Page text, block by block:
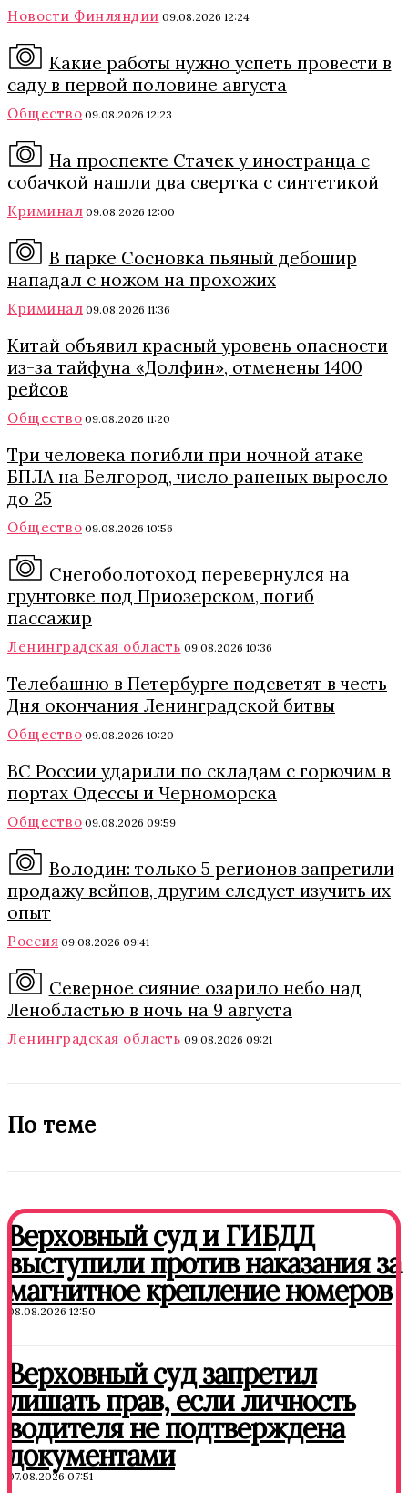
Новости Финляндии 09.08.2026 12:24
Какие работы нужно успеть провести в
саду в первой половине августа
Общество 09.08.2026 12:23
На проспекте Стачек у иностранца с
собачкой нашли два свертка с синтетикой
Криминал 09.08.2026 12:00
В парке Сосновка пьяный дебошир
нападал с ножом на прохожих
Криминал 09.08.2026 11:36
Китай объявил красный уровень опасности
из-за тайфуна «Долфин», отменены 1400
рейсов
Общество 09.08.2026 11:20
Три человека погибли при ночной атаке
БПЛА на Белгород, число раненых выросло
до 25
Общество 09.08.2026 10:56
Снегоболотоход перевернулся на
грунтовке под Приозерском, погиб
пассажир
Ленинградская область 09.08.2026 10:36
Телебашню в Петербурге подсветят в честь
Дня окончания Ленинградской битвы
Общество 09.08.2026 10:20
ВС России ударили по складам с горючим в
портах Одессы и Черноморска
Общество 09.08.2026 09:59
Володин: только 5 регионов запретили
продажу вейпов, другим следует изучить их
опыт
Россия 09.08.2026 09:41
Северное сияние озарило небо над
Ленобластью в ночь на 9 августа
Ленинградская область 09.08.2026 09:21
По теме
Верховный суд и ГИБДД
выступили против наказания за
магнитное крепление номеров
08.08.2026 12:50
Верховный суд запретил
лишать прав, если личность
водителя не подтверждена
документами
07.08.2026 07:51